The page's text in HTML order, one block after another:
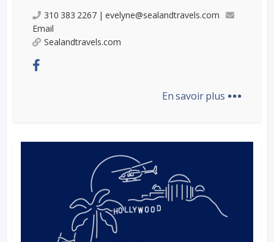
310 383 2267 | evelyne@sealandtravels.com
Email
Sealandtravels.com
En savoir plus ...